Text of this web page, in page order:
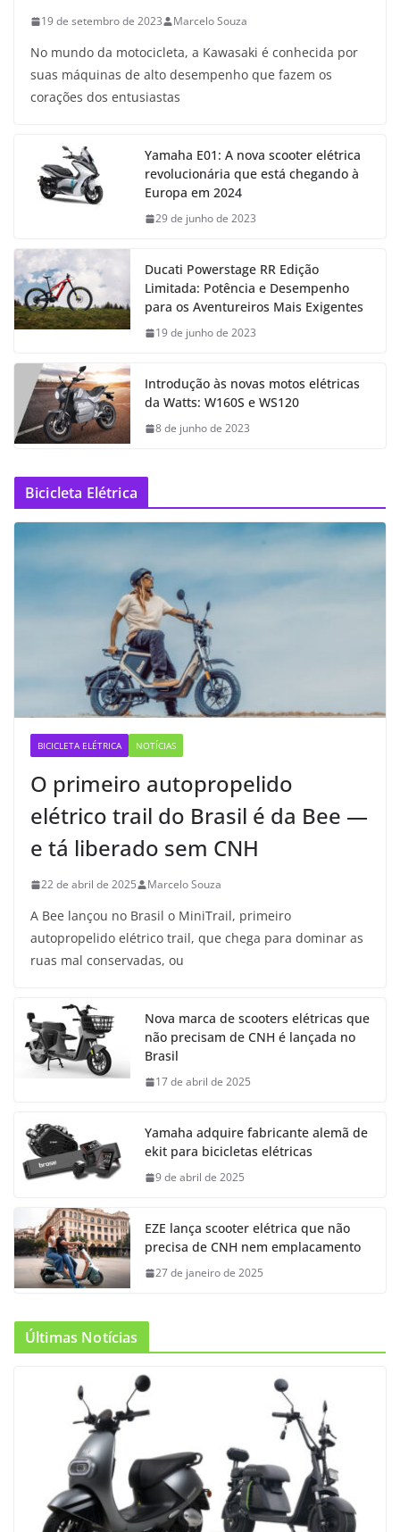
19 de setembro de 2023 Marcelo Souza
No mundo da motocicleta, a Kawasaki é conhecida por
suas máquinas de alto desempenho que fazem os
corações dos entusiastas
Yamaha E01: A nova scooter elétrica
revolucionária que está chegando à
Europa em 2024
29 de junho de 2023
Ducati Powerstage RR Edição
Limitada: Potência e Desempenho
para os Aventureiros Mais Exigentes
19 de junho de 2023
Introdução às novas motos elétricas
da Watts: W160S e WS120
8 de junho de 2023
Bicicleta Elétrica
BICICLETA ELÉTRICA NOTÍCIAS
O primeiro autopropelido
elétrico trail do Brasil é da Bee —
e tá liberado sem CNH
22 de abril de 2025 Marcelo Souza
A Bee lançou no Brasil o MiniTrail, primeiro
autopropelido elétrico trail, que chega para dominar as
ruas mal conservadas, ou
Nova marca de scooters elétricas que
não precisam de CNH é lançada no
Brasil
17 de abril de 2025
Yamaha adquire fabricante alemã de
ekit para bicicletas elétricas
9 de abril de 2025
EZE lança scooter elétrica que não
precisa de CNH nem emplacamento
27 de janeiro de 2025
Últimas Notícias